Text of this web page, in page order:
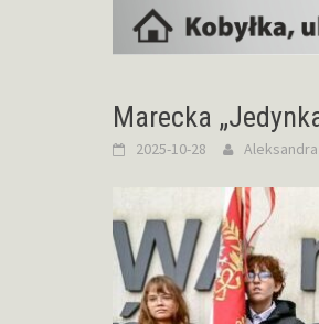
Marecka
2025-10-28